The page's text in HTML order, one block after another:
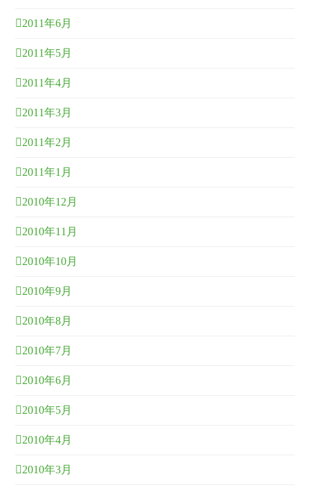
2011年6月
2011年5月
2011年4月
2011年3月
2011年2月
2011年1月
2010年12月
2010年11月
2010年10月
2010年9月
2010年8月
2010年7月
2010年6月
2010年5月
2010年4月
2010年3月